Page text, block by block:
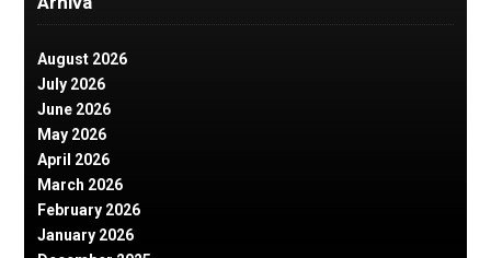
August 2026
July 2026
June 2026
May 2026
April 2026
March 2026
February 2026
January 2026